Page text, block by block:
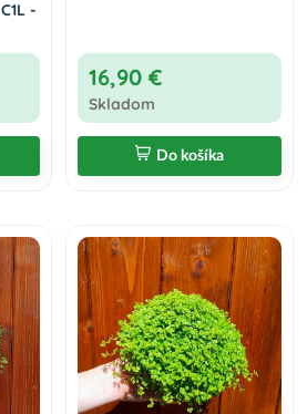
-
16,90 €
Skladom
Do košíka